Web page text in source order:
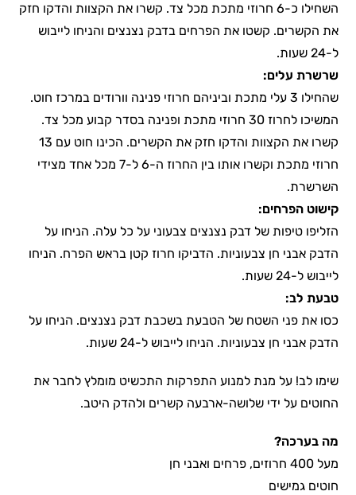
השחילו כ-6 חרוזי מתכת מכל צד. קשרו את הקצוות והדקו חזק
את הקשרים. קשטו את הפרחים בדבק נצנצים והניחו לייבוש
ל-24 שעות.
שרשרת עלים:
שהחילו 3 עלי מתכת וביניהם חרוזי פנינה וורודים במרכז חוט.
המשיכו לחרוז 30 חרוזי מתכת ופנינה בסדר קבוע מכל צד.
קשרו את הקצוות והדקו חזק את הקשרים. הכינו חוט עם 13
חרוזי מתכת וקשרו אותו בין החרוז ה-6 ל-7 מכל אחד מצידי
השרשרת.
קישוט הפרחים:
הזליפו טיפות של דבק נצנצים צבעוני על כל עלה. הניחו על
הדבק אבני חן צבעוניות. הדביקו חרוז קטן בראש הפרח. הניחו
לייבוש ל-24 שעות.
טבעת לב:
כסו את פני השטח של הטבעת בשכבת דבק נצנצים. הניחו על
הדבק אבני חן צבעוניות. הניחו לייבוש ל-24 שעות.
שימו לב! על מנת למנוע התפרקות התכשיט מומלץ לחבר את
החוטים על ידי שלושה-ארבעה קשרים ולהדק היטב.
מה בערכה?
מעל 400 חרוזים, פרחים ואבני חן
חוטים גמישים